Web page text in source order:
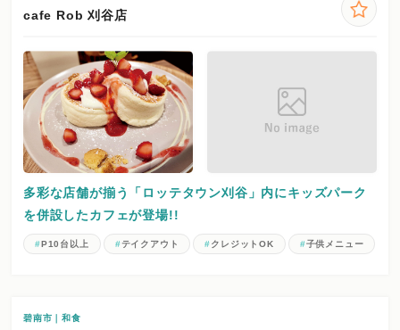
cafe Rob 刈谷店
多彩な店舗が揃う「ロッテタウン刈谷」内にキッズパーク
を併設したカフェが登場!!
P10台以上 テイクアウト クレジットOK 子供メニュー
碧南市｜和食